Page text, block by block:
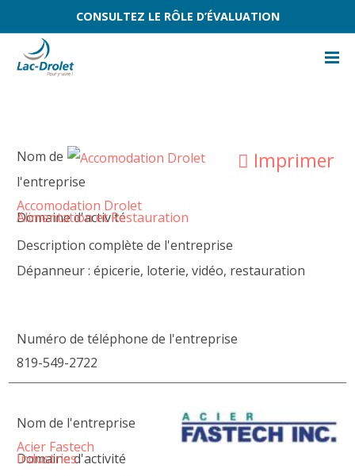
CONSULTEZ LE RÔLE D’ÉVALUATION
Imprimer
Nom de
l'entreprise
Accomodation Drolet
Domaine d'activité
Alimentation et Restauration
Description complète de l'entreprise
Dépanneur : épicerie, loterie, vidéo, restauration
Numéro de téléphone de l'entreprise
819-549-2722
Nom de l'entreprise
Acier Fastech
Domaine d'activité
Industries